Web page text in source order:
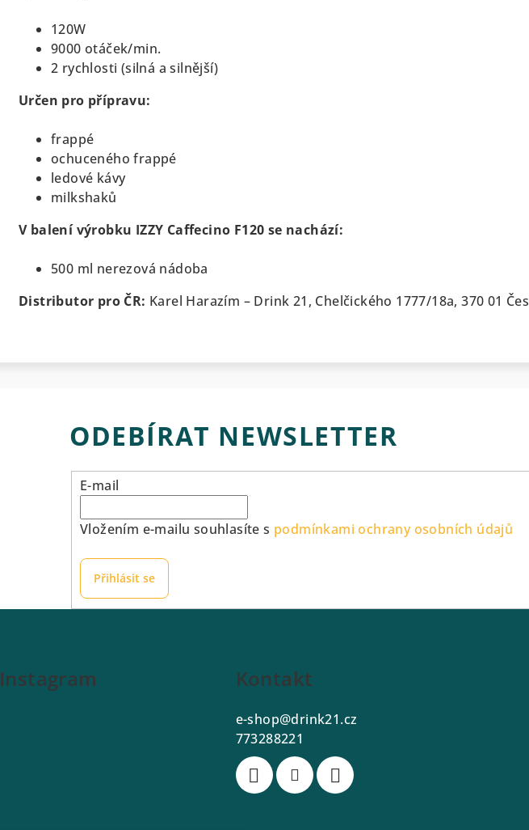
120W
9000 otáček/min.
2 rychlosti (silná a silnější)
Určen pro přípravu:
frappé
ochuceného frappé
ledové kávy
milkshaků
V balení výrobku IZZY Caffecino F120 se nachází:
500 ml nerezová nádoba
Distributor pro ČR: Karel Harazím – Drink 21, Chelčického 1777/18a, 370 01
ODEBÍRAT NEWSLETTER
E-mail
Vložením e-mailu souhlasíte s podmínkami ochrany osobních údajů
Přihlásit se
Instagram Kontakt
e-shop@drink21.cz
773288221